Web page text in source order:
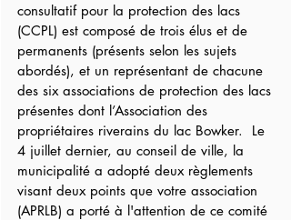
consultatif pour la protection des lacs
(CCPL) est composé de trois élus et de
permanents (présents selon les sujets
abordés), et un représentant de chacune
des six associations de protection des lacs
présentes dont l’Association des
propriétaires riverains du lac Bowker.  Le
4 juillet dernier, au conseil de ville, la
municipalité a adopté deux règlements
visant deux points que votre association
(APRLB) a porté à l'attention de ce comité